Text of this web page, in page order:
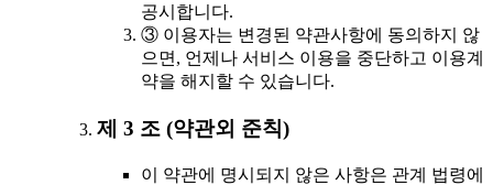
공시합니다.
③ 이용자는 변경된 약관사항에 동의하지 않
으면, 언제나 서비스 이용을 중단하고 이용계
약을 해지할 수 있습니다.
제 3 조 (약관외 준칙)
이 약관에 명시되지 않은 사항은 관계 법령에